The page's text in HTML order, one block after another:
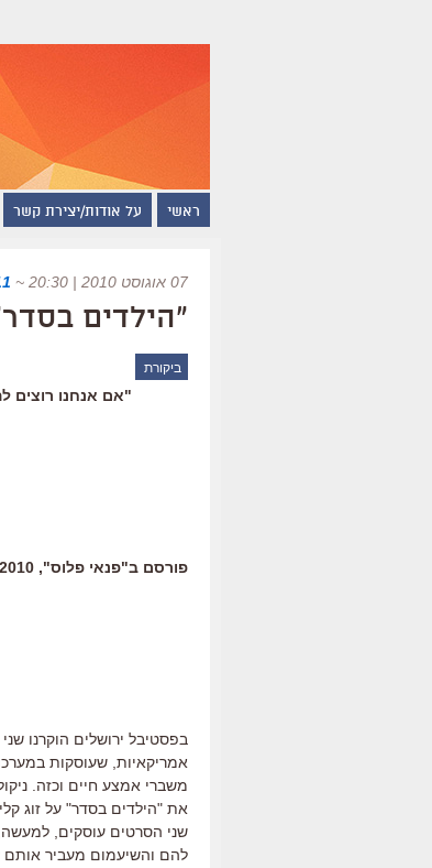
ראשי על אודות/יצירת קשר
07 אוגוסט 2010 | 20:30 ~
"הילדים
ביקורת
"אם אנחנו רוצים
פורסם ב"פנאי פלוס", 4.8.2010
בפסטיבל ירושלים הוקרנו
אמריקאיות, שעוסקות
משברי אמצע חיים וכזה.
את "הילדים בסדר" על זוג
שני הסרטים עוסקים,
להם והשיעמום מעביר אותם